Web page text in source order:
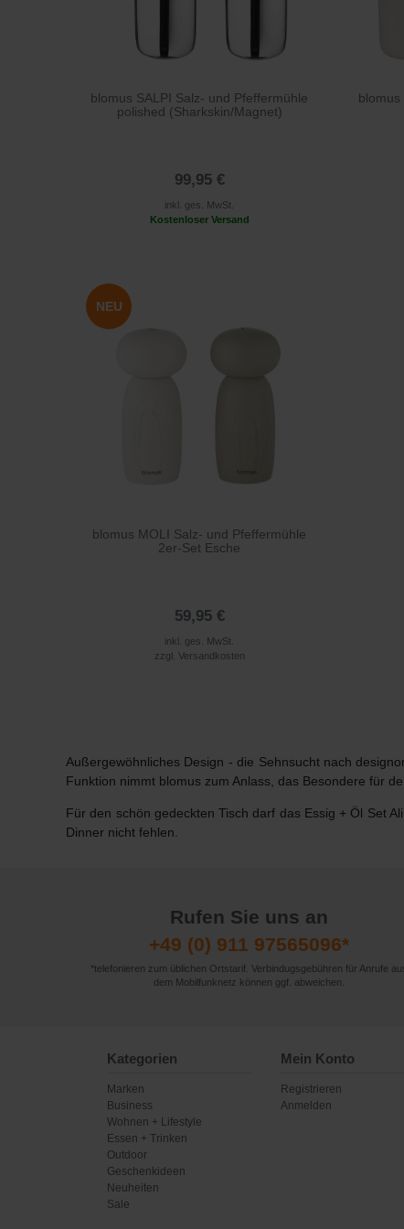
blomus SALPI Salz- und Pfeffermühle
polished (Sharkskin/Magnet)
99,95 €
inkl. ges. MwSt.
Kostenloser Versand
blomus
NEU
blomus MOLI Salz- und Pfeffermühle
2er-Set Esche
59,95 €
inkl. ges. MwSt.
zzgl. Versandkosten
Außergewöhnliches Design - die Sehnsucht nach
Funktion nimmt blomus zum Anlass, das Besondere für
Für den schön gedeckten Tisch darf das Essig + Öl Set
Dinner nicht fehlen.
Rufen Sie uns an
+49 (0) 911 97565096*
*telefonieren zum üblichen Ortstarif. Verbindugsgebühren für Anrufe
dem Mobilfunknetz können ggf. abweichen.
Kategorien
Marken
Business
Wohnen + Lifestyle
Essen + Trinken
Outdoor
Geschenkideen
Neuheiten
Sale
Mein Konto
Registrieren
Anmelden